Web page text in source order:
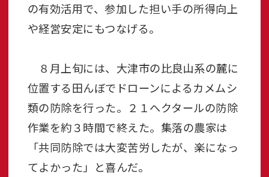
の有効活用で、参加した担い手の所得向上
や経営安定にもつなげる。
８月上旬には、大津市の比良山系の麓に
位置する田んぼでドローンによるカメムシ
類の防除を行った。２１ヘクタールの防除
作業を約３時間で終えた。集落の農家は
「共同防除では大変苦労したが、楽になっ
てよかった」と喜んだ。